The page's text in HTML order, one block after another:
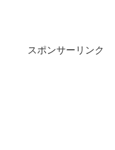
スポンサーリンク